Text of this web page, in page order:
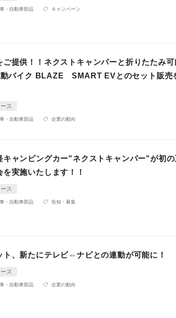
・自動車部品 キャンペーン
ご提供！！ネクストキャンパーと折りたたみ可
動バイク BLAZE SMART EVとのセット販売
ス
・自動車部品 企業の動向
キャンピングカー"ネクストキャンパー"が初
実施いたします！！
ス
・自動車部品 告知・募集
ト、新たにテレビ⇔ナビとの連動が可能に！
ス
・自動車部品 企業の動向